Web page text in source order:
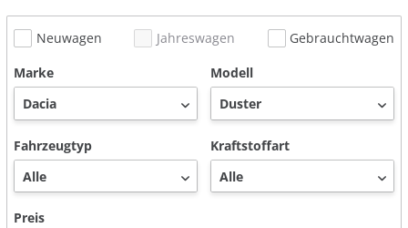
Neuwagen Jahreswagen
Gebrauchtwagen
Marke
Modell
Fahrzeugtyp Kraftstoffart
Preis